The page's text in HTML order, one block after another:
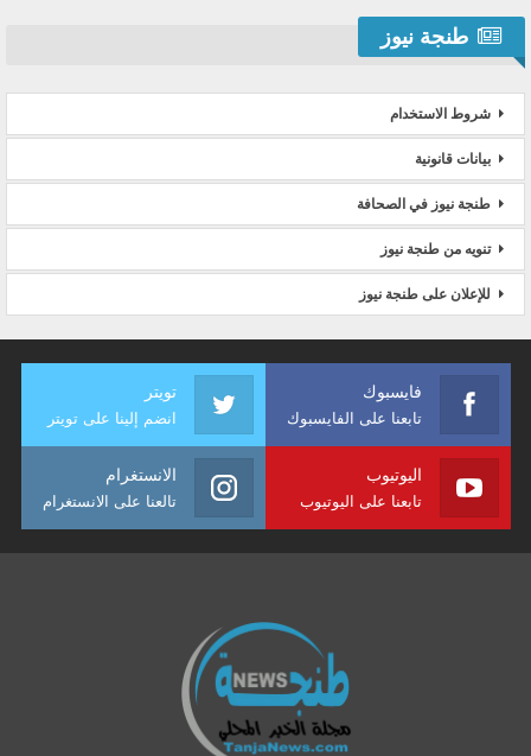
طنجة نيوز
شروط الاستخدام
بيانات قانونية
طنجة نيوز في الصحافة
تنويه من طنجة نيوز
للإعلان على طنجة نيوز
فايسبوك
تابعنا على الفايسبوك
تويتر
انضم إلينا على تويتر
اليوتيوب
تابعنا على اليوتيوب
الانستغرام
تالعنا على الانستغرام